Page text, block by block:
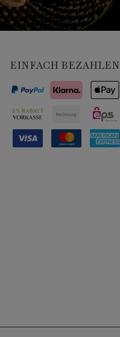
EINFACH BEZAHLEN